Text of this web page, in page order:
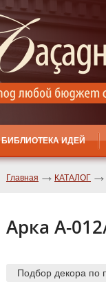
БИБЛИОТЕКА ИДЕЙ
Главная КАТАЛОГ
Арка А-
Подбор декора по